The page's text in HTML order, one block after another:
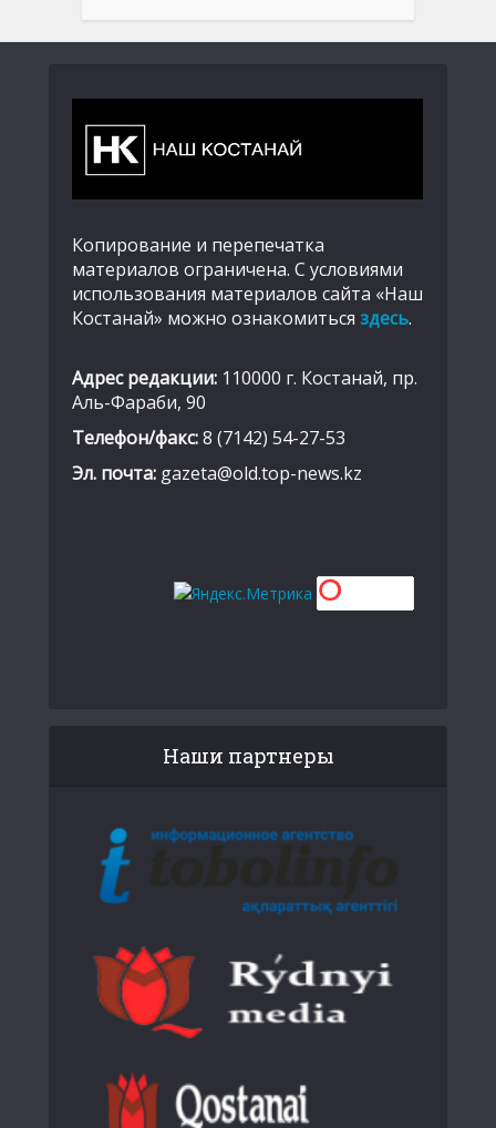
Копирование и перепечатка
материалов ограничена. С условиями
использования материалов сайта «Наш
Костанай» можно ознакомиться здесь.
Адрес редакции: 110000 г. Костанай, пр.
Аль-Фараби, 90
Телефон/факс:8 (7142) 54-27-53
Эл. почта: gazeta@old.top-news.kz
Наши партнеры